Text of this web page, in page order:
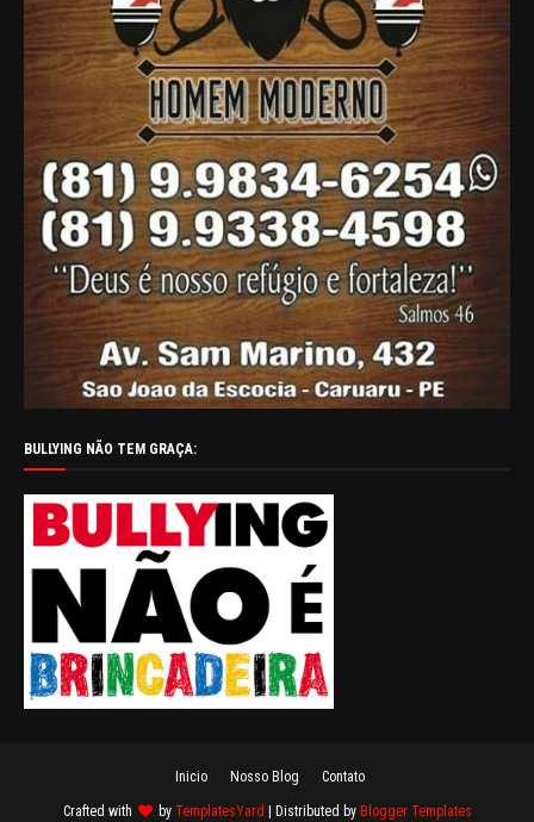
BULLYING NÃO TEM GRAÇA:
Inicio Nosso Blog Contato
Crafted with by TemplatesYard | Distributed by Blogger Templates